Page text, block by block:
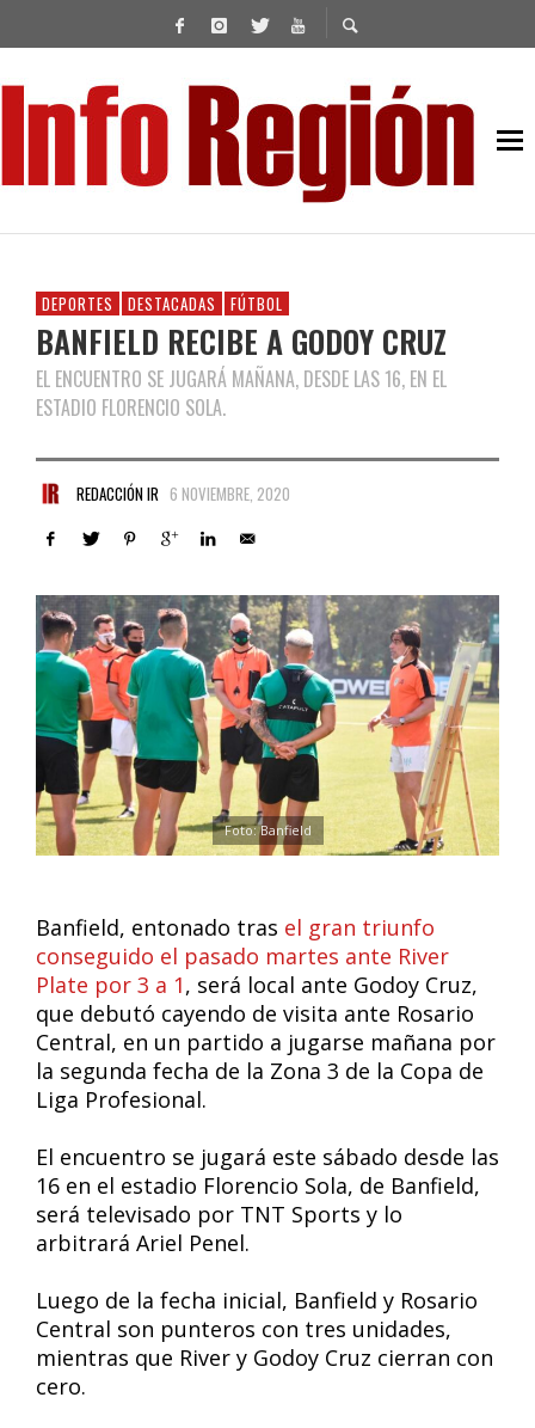
DEPORTES DESTACADAS FÚTBOL
BANFIELD RECIBE A GODOY CRUZ
EL ENCUENTRO SE JUGARÁ MAÑANA, DESDE LAS 16, EN EL
ESTADIO FLORENCIO SOLA.
REDACCIÓN IR 6 NOVIEMBRE, 2020
Foto: Banfield
Banfield, entonado tras el gran triunfo
conseguido el pasado martes ante River
Plate por 3 a 1, será local ante Godoy Cruz,
que debutó cayendo de visita ante Rosario
Central, en un partido a jugarse mañana por
la segunda fecha de la Zona 3 de la Copa de
Liga Profesional.
El encuentro se jugará este sábado desde las
16 en el estadio Florencio Sola, de Banfield,
será televisado por TNT Sports y lo
arbitrará Ariel Penel.
Luego de la fecha inicial, Banfield y Rosario
Central son punteros con tres unidades,
mientras que River y Godoy Cruz cierran con
cero.